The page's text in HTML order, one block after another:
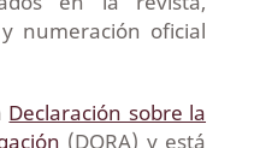
numeración oficial
Declaración sobre la
(DORA) y está